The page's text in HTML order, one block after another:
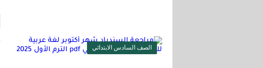
الصف السادس الابتدائي